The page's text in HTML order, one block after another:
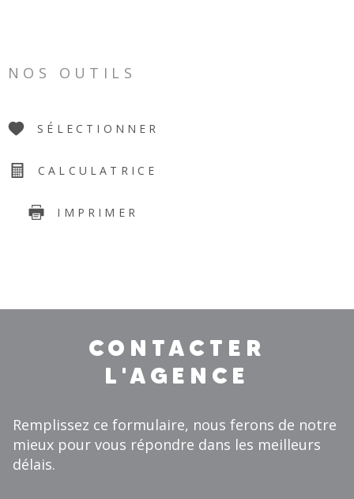
NOS OUTILS
SÉLECTIONNER
CALCULATRICE
IMPRIMER
CONTACTER
L'AGENCE
Remplissez ce formulaire, nous ferons de notre
mieux pour vous répondre dans les meilleurs
délais.